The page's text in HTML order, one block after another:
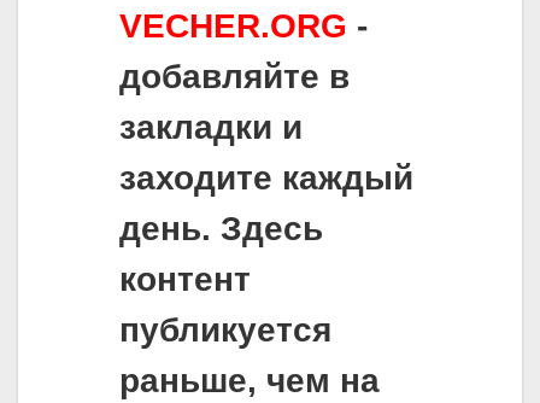
VECHER.ORG -
добавляйте в
закладки и
заходите каждый
день. Здесь
контент
публикуется
раньше, чем на